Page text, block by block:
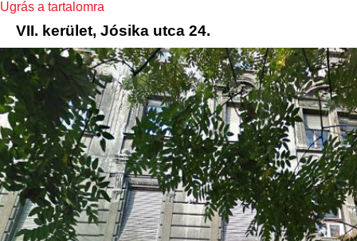
Ugrás a tartalomra
VII. kerület, Jósika utca 24.